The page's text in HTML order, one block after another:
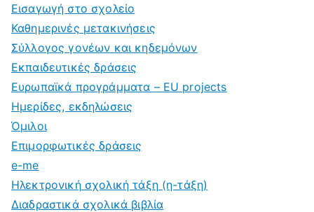
Εισαγωγή στο σχολείο
Καθημερινές μετακινήσεις
Σύλλογος γονέων και κηδεμόνων
Εκπαιδευτικές δράσεις
Ευρωπαϊκά προγράμματα – EU projects
Ημερίδες, εκδηλώσεις
Όμιλοι
Επιμορφωτικές δράσεις
e-me
Ηλεκτρονική σχολική τάξη (η-τάξη)
Διαδραστικά σχολικά βιβλία